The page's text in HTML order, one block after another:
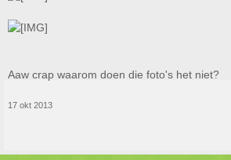
Aaw crap waarom doen die foto's het niet?
17 okt 2013